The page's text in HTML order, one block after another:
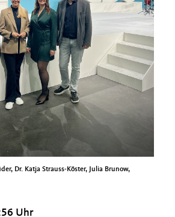
Dr. Katja Strauss-Köster, Julia Brunow,
Uhr